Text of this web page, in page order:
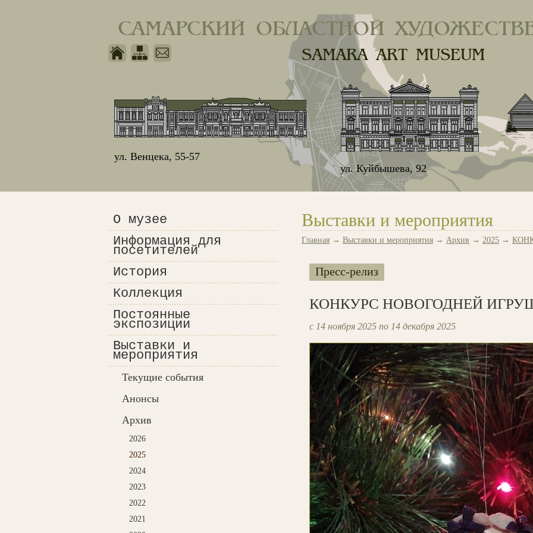
САМАРСКИЙ ОБЛАСТНОЙ
SAMARA ART MUSEUM
ул. Куйбышева, 92
ул. Венцека, 55-57
О музее
Информация для
посетителей
История
Коллекция
Постоянные
экспозиции
Выставки и
мероприятия
Текущие события
Анонсы
Архив
2026
2025
2024
2023
2022
2021
Выставки и мероприятия
Главная → Выставки и мероприятия → Архив → 2025 →
Пресс-релиз
КОНКУРС НОВОГОДНЕЙ
с 14 ноября 2025 по 14 декабря 2025